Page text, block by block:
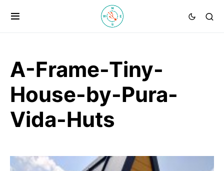
A-Frame-Tiny-
House-by-Pura-
Vida-Huts